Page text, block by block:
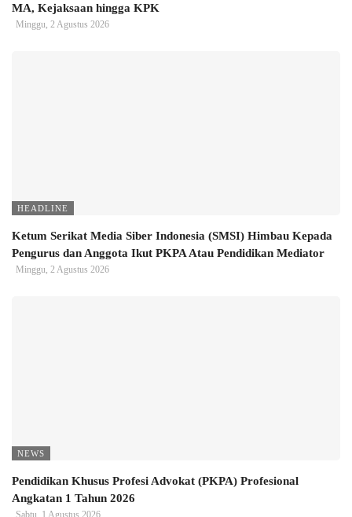
MA, Kejaksaan hingga KPK
Minggu, 2 Agustus 2026
HEADLINE
Ketum Serikat Media Siber Indonesia (SMSI) Himbau Kepada
Pengurus dan Anggota Ikut PKPA Atau Pendidikan Mediator
Minggu, 2 Agustus 2026
NEWS
Pendidikan Khusus Profesi Advokat (PKPA) Profesional
Angkatan 1 Tahun 2026
Sabtu, 1 Agustus 2026